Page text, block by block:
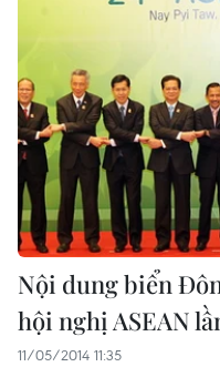
Nội dung biển
hội nghị ASEAN
11/05/2014 11:35